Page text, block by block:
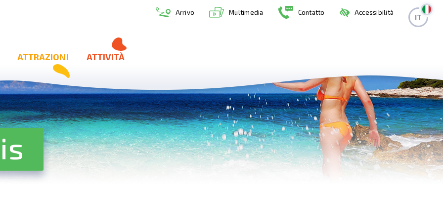
Arrivo Multimedia Contatto Accessibilità
IT
ATTRAZIONI ATTIVITÀ